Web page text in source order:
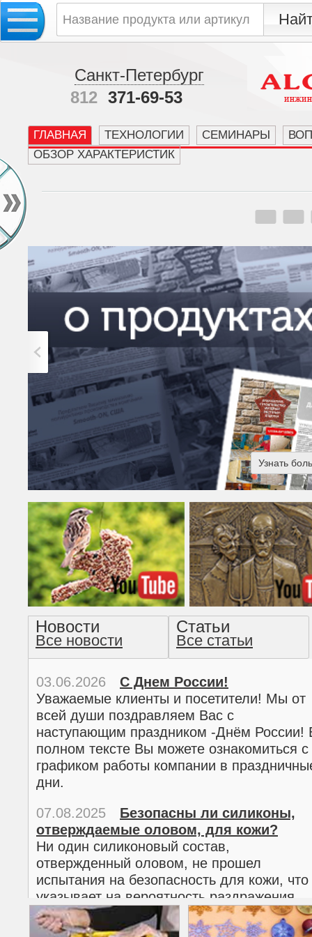
Санкт-Петербург
812 371-69-53
ГЛАВНАЯ ТЕХНОЛОГИИ СЕМИНАРЫ
ОБЗОР ХАРАКТЕРИСТИК
Узнать
Американская готика -
прочтение методом
Новости
Все новости
Статьи
Все статьи
03.06.2026
С Днем России!
Уважаемые клиенты и посетители! Мы от
всей души поздравляем Вас с
наступающим праздником -Днём России!
полном тексте Вы можете ознакомиться с
графиком работы компании в
дни.
02.03.2026
С 8 марта!
Дорогие женщины!
Поздравляем Вас с наступающим
Международным женским днем 8 марта!
полном тексте можно ознакомиться с
графиком работы компании в
07.08.2025
Безопасны ли силиконы,
отверждаемые оловом, для кожи?
Ни один силиконовый состав,
отвержденный оловом, не прошел
испытания на безопасность для кожи, что
указывает на вероятность раздражения
кожи.